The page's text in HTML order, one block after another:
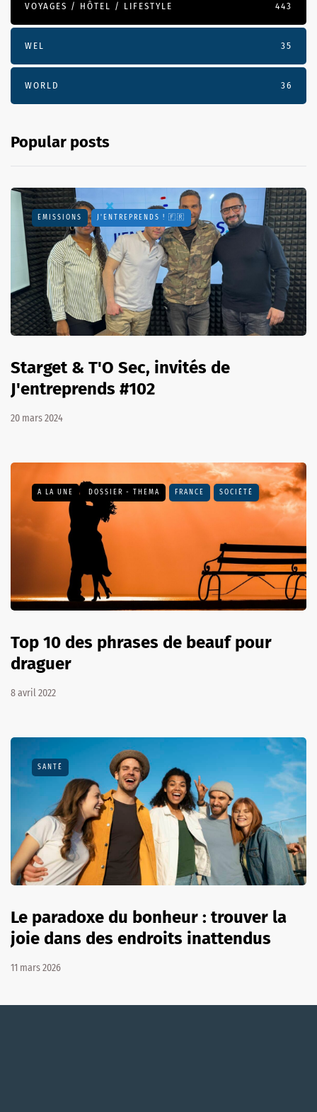
VOYAGES / HÔTEL / LIFESTYLE 443
WEL 35
WORLD 36
Popular posts
EMISSIONS J'ENTREPRENDS ! 🇫🇷
Starget & T'O Sec, invités de
J'entreprends #102
20 mars 2024
A LA UNE DOSSIER - THEMA FRANCE SOCIÉTÉ
Top 10 des phrases de beauf pour
draguer
8 avril 2022
SANTÉ
Le paradoxe du bonheur : trouver la
joie dans des endroits inattendus
11 mars 2026